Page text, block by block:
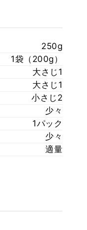
250g
1袋（200g）
大さじ1
大さじ1
小さじ2
少々
1パック
少々
適量